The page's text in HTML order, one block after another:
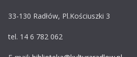
33-130 Radłów, Pl.Kościuszki 3
tel. 14 6 782 062